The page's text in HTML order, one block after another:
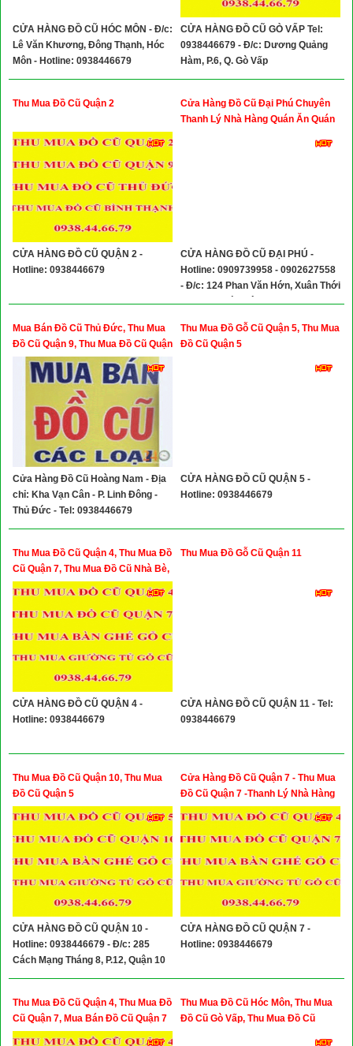
CỬA HÀNG ĐỒ CŨ HÓC MÔN - Đ/c:
Lê Văn Khương, Đông Thạnh, Hóc
Môn - Hotline: 0938446679
CỬA HÀNG ĐỒ CŨ GÒ VẤP Tel:
0938446679 - Đ/c: Dương Quảng
Hàm, P.6, Q. Gò Vấp
Thu Mua Đồ Cũ Quận 2
CỬA HÀNG ĐỒ CŨ QUẬN 2 -
Hotline: 0938446679
Cửa Hàng Đồ Cũ Đại Phú Chuyên
Thanh Lý Nhà Hàng Quán Ăn Quán
Đình, Bàn Ghế Đồ Dùng Văn Phòng
CỬA HÀNG ĐỒ CŨ ĐẠI PHÚ -
Hotline: 0909739958 - 0902627558
- Đ/c: 124 Phan Văn Hớn, Xuân Thới
Thượng, Hóc Môn
Mua Bán Đồ Cũ Thủ Đức, Thu Mua
Đồ Cũ Quận 9, Thu Mua Đồ Cũ Quận
2, Thu Mua Đồ Cũ Quận Bình Thạnh
Cửa Hàng Đồ Cũ Hoàng Nam - Địa
chỉ: Kha Vạn Cân - P. Linh Đông -
Thủ Đức - Tel: 0938446679
Thu Mua Đồ Gỗ Cũ Quận 5, Thu Mua
Đồ Cũ Quận 5
CỬA HÀNG ĐỒ CŨ QUẬN 5 -
Hotline: 0938446679
Thu Mua Đồ Cũ Quận 4, Thu Mua Đồ
Cũ Quận 7, Thu Mua Đồ Cũ Nhà Bè,
Thu Mua Đồ Cũ Quận 1, Thu Mua Đồ
CỬA HÀNG ĐỒ CŨ QUẬN 4 -
Hotline: 0938446679
Thu Mua Đồ Gỗ Cũ Quận 11
CỬA HÀNG ĐỒ CŨ QUẬN 11 - Tel:
0938446679
Thu Mua Đồ Cũ Quận 10, Thu Mua
Đồ Cũ Quận 5
CỬA HÀNG ĐỒ CŨ QUẬN 10 -
Hotline: 0938446679 - Đ/c: 285
Cách Mạng Tháng 8, P.12, Quận 10
Cửa Hàng Đồ Cũ Quận 7 - Thu Mua
Đồ Cũ Quận 7 -Thanh Lý Nhà Hàng
Quán Ăn Quận 7
CỬA HÀNG ĐỒ CŨ QUẬN 7 -
Hotline: 0938446679
Thu Mua Đồ Cũ Quận 4, Thu Mua Đồ
Cũ Quận 7, Mua Bán Đồ Cũ Quận 7
Thu Mua Đồ Cũ Hóc Môn, Thu Mua
Đồ Cũ Gò Vấp, Thu Mua Đồ Cũ